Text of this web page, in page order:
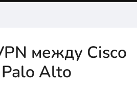
между Cisco
Alto